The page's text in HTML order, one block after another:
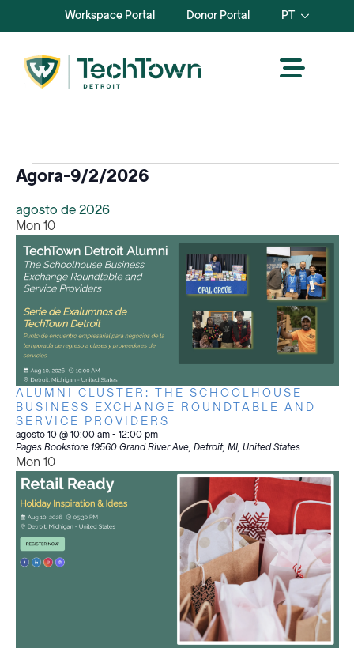
Workspace Portal Donor Portal PT
Eventos
Agora-9/2/2026
data.
agosto de 2026
Mon 10
ALUMNI CLUSTER: THE SCHOOLHOUSE
BUSINESS EXCHANGE ROUNDTABLE AND
SERVICE PROVIDERS
agosto 10 @ 10:00 am- 12:00 pm
Pages Bookstore19560 Grand River Ave, Detroit, MI, United States
Mon 10